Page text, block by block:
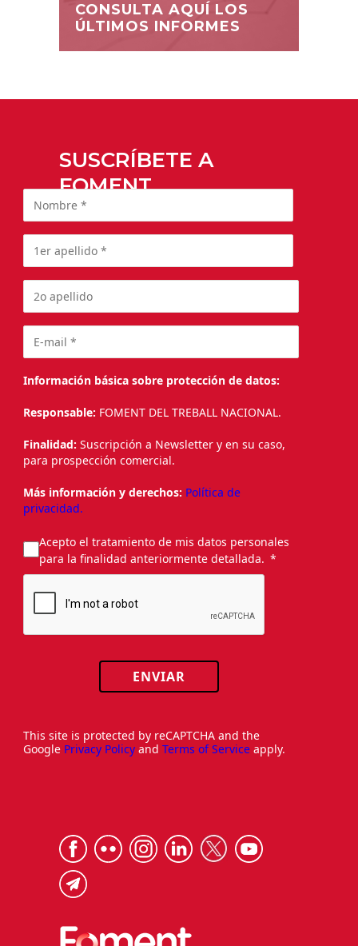
CONSULTA AQUÍ LOS
ÚLTIMOS INFORMES
SUSCRÍBETE A
FOMENT
Información básica sobre protección de datos:
Responsable: FOMENT DEL TREBALL NACIONAL.
Finalidad: Suscripción a Newsletter y en su caso,
para prospección comercial.
Más información y derechos: Política de
privacidad.
Acepto el tratamiento de mis datos personales
para la finalidad anteriormente detallada.
ENVIAR
This site is protected by reCAPTCHA and the
Google Privacy Policy and Terms of Service apply.